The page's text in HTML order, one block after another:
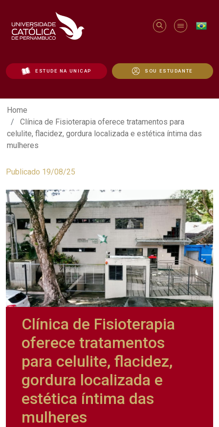
ESTUDE NA UNICAP SOU ESTUDANTE
Clínica de Fisioterapia oferece
Home
Clínica de Fisioterapia oferece tratamentos para
celulite, flacidez, gordura localizada e estética íntima das
mulheres
Publicado 19/08/25
Clínica de Fisioterapia
oferece tratamentos
para celulite, flacidez,
gordura localizada e
estética íntima das
mulheres